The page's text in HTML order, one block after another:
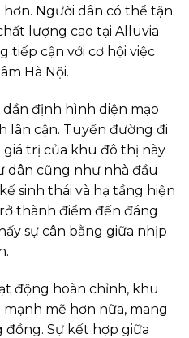
Người dân có thể tận
lượng cao tại Alluvia
tiếp cận với cơ hội việc
Hà Nội.
định hình diện mạo
lân cận. Tuyến đường đi
giá trị của khu đô thị này
dân cũng như nhà đầu
sinh thái và hạ tầng hiện
thành điểm đến đáng
sự cân bằng giữa nhịp
động hoàn chỉnh, khu
mẽ hơn nữa, mang
đồng. Sự kết hợp giữa